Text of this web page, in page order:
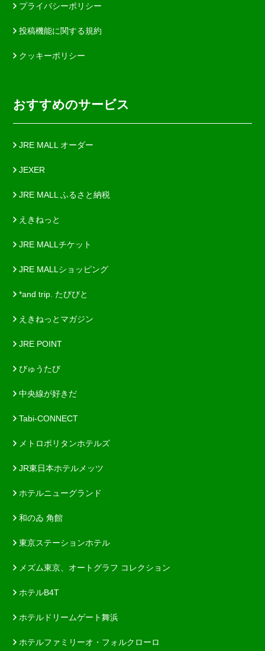
プライバシーポリシー
投稿機能に関する規約
クッキーポリシー
おすすめのサービス
JRE MALL オーダー
JEXER
JRE MALL ふるさと納税
えきねっと
JRE MALLチケット
JRE MALLショッピング
*and trip. たびびと
えきねっとマガジン
JRE POINT
びゅうたび
中央線が好きだ
Tabi-CONNECT
メトロポリタンホテルズ
JR東日本ホテルメッツ
ホテルニューグランド
和のゐ 角館
東京ステーションホテル
メズム東京、オートグラフ コレクション
ホテルB4T
ホテルドリームゲート舞浜
ホテルファミリーオ・フォルクローロ